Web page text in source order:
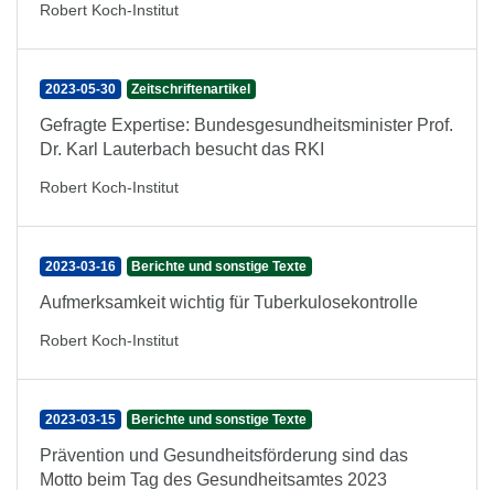
Robert Koch-Institut
2023-05-30 Zeitschriftenartikel
Gefragte Expertise: Bundesgesundheitsminister Prof.
Dr. Karl Lauterbach besucht das RKI
Robert Koch-Institut
2023-03-16 Berichte und sonstige Texte
Aufmerksamkeit wichtig für Tuberkulosekontrolle
Robert Koch-Institut
2023-03-15 Berichte und sonstige Texte
Prävention und Gesundheitsförderung sind das
Motto beim Tag des Gesundheitsamtes 2023